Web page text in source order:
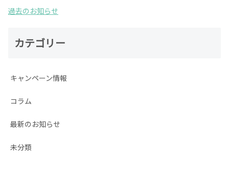
過去のお知らせ
カテゴリー
キャンペーン情報
コラム
最新のお知らせ
未分類